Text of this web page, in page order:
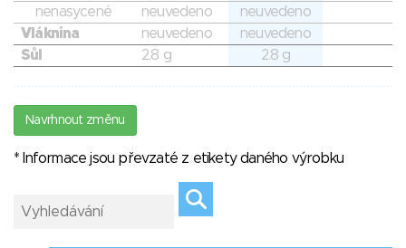
nenasycené
neuvedeno
neuvedeno
Vláknina
neuvedeno
neuvedeno
Sůl
2.8 g 2.8 g
Navrhnout změnu
* Informace jsou převzaté z etikety daného výrobku